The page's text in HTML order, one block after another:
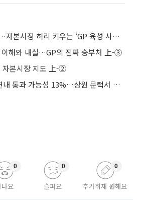
루키에서 거물까지…자본시장 허리 키우는 ‘GP 육성 사다리’ 上-④
이해와 내실…GP의 진짜 승부처 上-③
자본시장 지도 上-②
美 클래리티 법안 연내 통과 가능성 13%…상원 문턱서 제동
요
0
슬퍼요
0
추가취재 원해요
0